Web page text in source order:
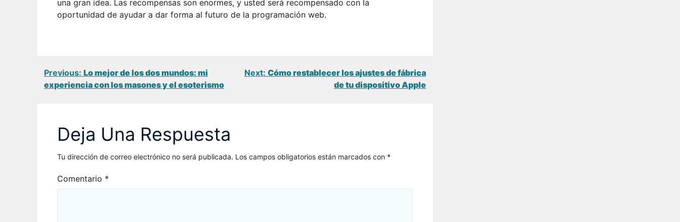
una gran idea. Las recompensas son enormes, y usted será recompensado con la
oportunidad de ayudar a dar forma al futuro de la programación web.
Navegación
de
Previous: Lo mejor de los dos mundos: mi
experiencia con los masones y el esoterismo
Next: Cómo restablecer los ajustes de fábrica
de tu dispositivo Apple
Deja Una Respuesta
Tu dirección de correo electrónico no será publicada. Los campos obligatorios están marcados con *
Comentario *